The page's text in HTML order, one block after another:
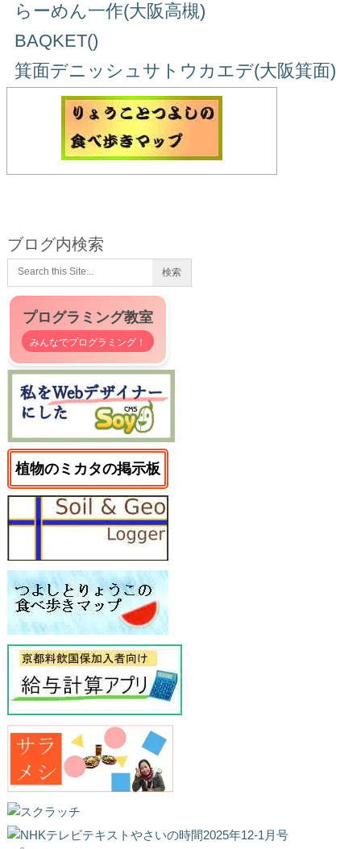
らーめん一作(大阪高槻)
BAQKET()
箕面デニッシュサトウカエデ(大阪箕面)
ブログ内検索
プログラミング教室
みんなでプログラミング！
植物のミカタの掲示板